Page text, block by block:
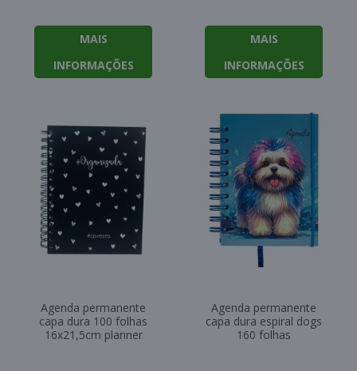
MAIS
INFORMAÇÕES
MAIS
INFORMAÇÕES
Agenda permanente
capa dura 100 folhas
16x21,5cm planner
Agenda permanente
capa dura espiral dogs
160 folhas